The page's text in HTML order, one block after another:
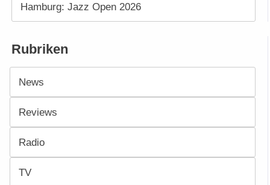
Hamburg: Jazz Open 2026
Rubriken
News
Reviews
Radio
TV